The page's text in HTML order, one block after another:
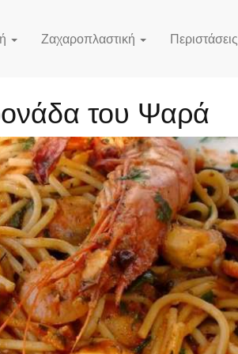
Ζαχαροπλαστική Περιστάσεις
του Ψαρά